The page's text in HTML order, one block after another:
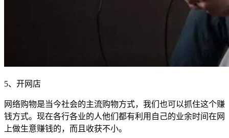
5、开网店
网络购物是当今社会的主流购物方式，我们也可以抓住这个赚
钱方式。现在各行各业的人他们都有利用自己的业余时间在网
上做生意赚钱的，而且收获不小。